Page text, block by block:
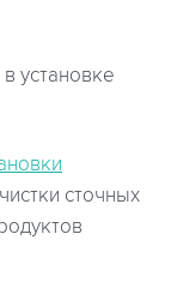
установке
сточных